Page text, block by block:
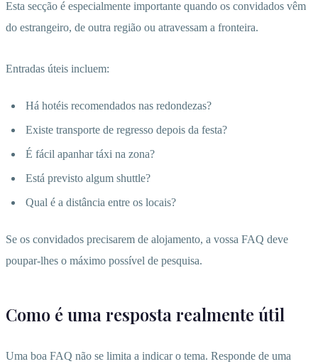
Esta secção é especialmente importante quando os convidados vêm
do estrangeiro, de outra região ou atravessam a fronteira.
Entradas úteis incluem:
Há hotéis recomendados nas redondezas?
Existe transporte de regresso depois da festa?
É fácil apanhar táxi na zona?
Está previsto algum shuttle?
Qual é a distância entre os locais?
Se os convidados precisarem de alojamento, a vossa FAQ deve
poupar-lhes o máximo possível de pesquisa.
Como é uma resposta realmente útil
Uma boa FAQ não se limita a indicar o tema. Responde de uma